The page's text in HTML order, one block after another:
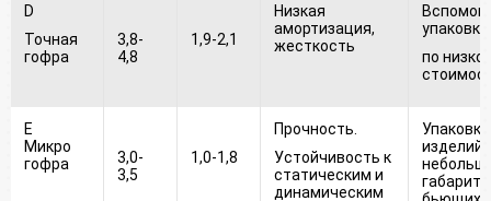
D
Точная
гофра
3,8-
4,8
1,9-2,1
Низкая
амортизация,
жесткость
упаковка
по
E
Микро
гофра
3,0-
3,5
1,0-1,8
Прочность.
Устойчивость к
статическим и
динамическим
изделий